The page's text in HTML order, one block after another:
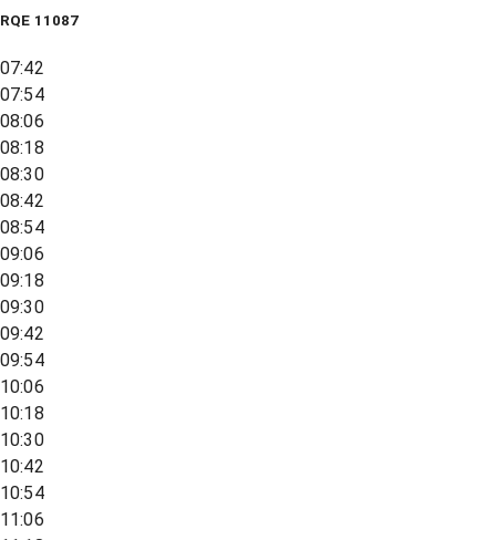
RQE 11087
07:42
07:54
08:06
08:18
08:30
08:42
08:54
09:06
09:18
09:30
09:42
09:54
10:06
10:18
10:30
10:42
10:54
11:06